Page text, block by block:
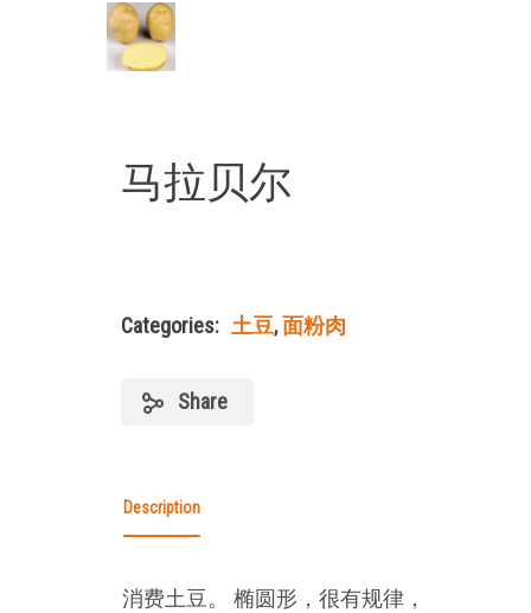
马拉贝尔
Categories: 土豆,面粉肉
Share
Description
消费土豆。 椭圆形，很有规律，